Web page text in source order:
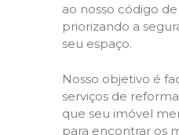
ao nosso código
priorizando a
seu espaço.
Nosso objetivo é
serviços de
que seu imóvel
para encontrar os